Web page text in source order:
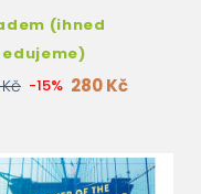
(ihned
-15% 280 Kč